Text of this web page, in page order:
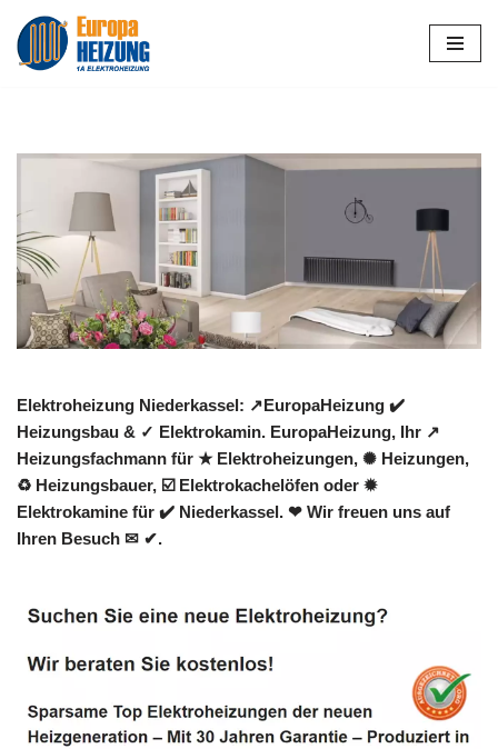
Zum
Elektroheizung Niederkassel: ↗️EuropaHeizung ✔️
Heizungsbau & ✓ Elektrokamin. EuropaHeizung, Ihr ↗️
Heizungsfachmann für ★ Elektroheizungen, ✺ Heizungen,
♻ Heizungsbauer, ☑️ Elektrokachelöfen oder ✹
Elektrokamine für ✔️ Niederkassel. ❤ Wir freuen uns auf
Ihren Besuch ✉ ✔.